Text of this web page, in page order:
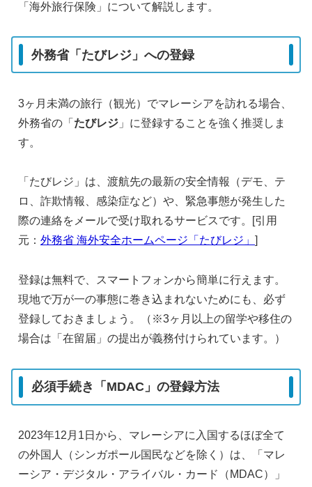
「海外旅行保険」について解説します。
外務省「たびレジ」への登録
3ヶ月未満の旅行（観光）でマレーシアを訪れる場合、
外務省の「 たびレジ 」に登録することを強く推奨しま
す。
「たびレジ」は、渡航先の最新の安全情報（デモ、テ
ロ、詐欺情報、感染症など）や、緊急事態が発生した
際の連絡をメールで受け取れるサービスです。[引用
元： 外務省 海外安全ホームページ「たびレジ」 ]
登録は無料で、スマートフォンから簡単に行えます。
現地で万が一の事態に巻き込まれないためにも、必ず
登録しておきましょう。（※3ヶ月以上の留学や移住の
場合は「在留届」の提出が義務付けられています。）
必須手続き「MDAC」の登録方法
2023年12月1日から、マレーシアに入国するほぼ全て
の外国人（シンガポール国民などを除く）は、「マレ
ーシア・デジタル・アライバル・カード（MDAC）」